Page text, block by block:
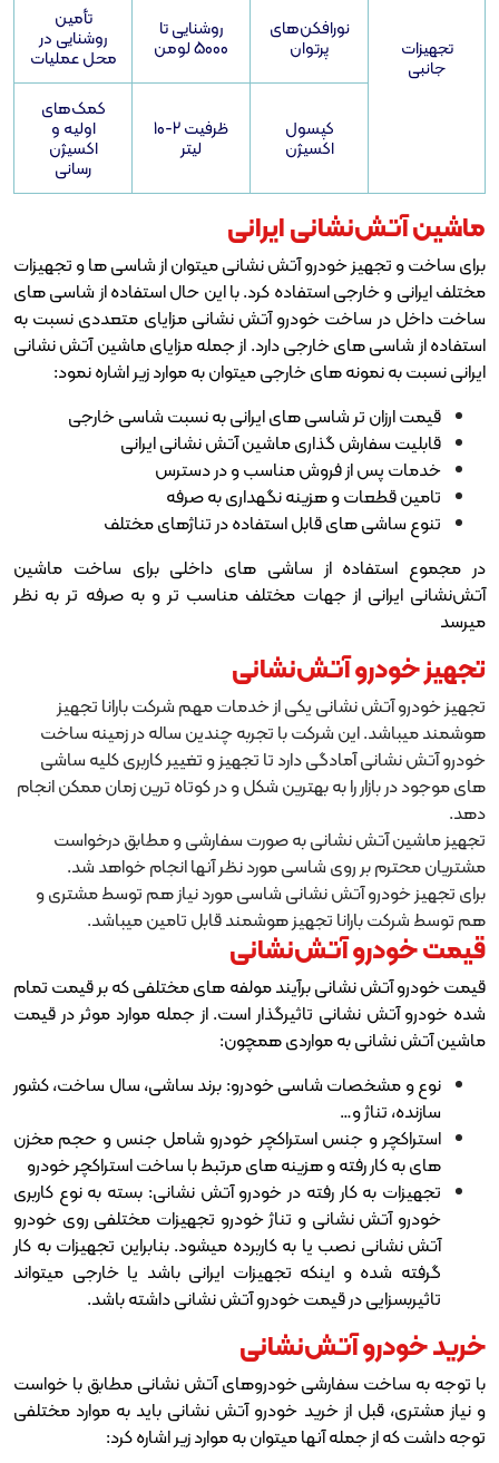
پرتوان
روشنایی تا
5000 لومن
تأمین
روشنایی در
محل عملیات
ظرفیت 2-10
لیتر
اولیه و
اکسیژن
ایرانی
خودرو آتش نشانی میتوان از شاسی ها و تجهیزات
استفاده کرد. با این حال استفاده از شاسی های
خودرو آتش نشانی مزایای متعددی نسبت به
خارجی دارد. از جمله مزایای ماشین آتش نشانی
های خارجی میتوان به موارد زیر اشاره نمود:
تر شاسی های ایرانی به نسبت شاسی خارجی
گذاری ماشین آتش نشانی ایرانی
فروش مناسب و در دسترس
و هزینه نگهداری به صرفه
قابل استفاده در تناژهای مختلف
از ساشی های داخلی برای ساخت ماشین
از جهات مختلف مناسب تر و به صرفه تر به نظر
آتش‌نشانی
یکی از خدمات مهم شرکت بارانا تجهیز
شرکت با تجربه چندین ساله در زمینه ساخت
دارد تا تجهیز و تغییر کاربری کلیه ساشی
را به بهترین شکل و در کوتاه ترین زمان ممکن انجام
نشانی به صورت سفارشی و مطابق درخواست
روی شاسی مورد نظر آنها انجام خواهد شد.
آتش نشانی شاسی مورد نیاز هم توسط مشتری و
تجهیز هوشمند قابل تامین میباشد.
آتش‌نشانی
برآیند مولفه های مختلفی که بر قیمت تمام
تاثیرگذار است. از جمله موارد موثر در قیمت
به مواردی همچون:
شاسی خودرو: برند ساشی، سال ساخت، کشور
و جنس استراکچر خودرو شامل جنس و حجم مخزن
و هزینه های مرتبط با ساخت استراکچر خودرو
کار رفته در خودرو آتش نشانی: بسته به نوع کاربری
نشانی و تناژ خودرو تجهیزات مختلفی روی خودرو
یا به کاربرده میشود. بنابراین تجهیزات به کار
اینکه تجهیزات ایرانی باشد یا خارجی میتواند
در قیمت خودرو آتش نشانی داشته باشد.
آتش‌نشانی
سفارشی خودروهای آتش نشانی مطابق با خواست
از خرید خودرو آتش نشانی باید به موارد مختلفی
آنها میتوان به موارد زیر اشاره کرد: